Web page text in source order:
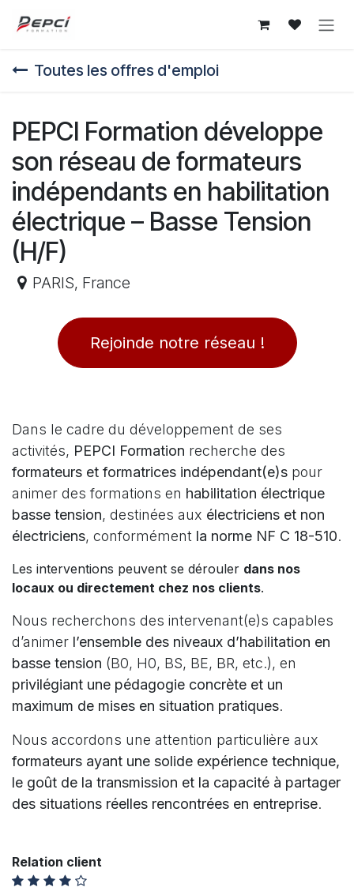
Toutes les offres d'emploi
PEPCI Formation développe
son réseau de formateurs
indépendants en habilitation
électrique – Basse Tension
(H/F)
PARIS, France
Rejoinde notre réseau !
Dans le cadre du développement de ses
activités, PEPCI Formation recherche des
formateurs et formatrices indépendant(e)s pour
animer des formations en habilitation électrique
basse tension, destinées aux électriciens et non
électriciens, conformément la norme NF C 18-510.
Les interventions peuvent se dérouler dans nos
locaux ou directement chez nos clients.
Nous recherchons des intervenant(e)s capables
d’animer l’ensemble des niveaux d’habilitation en
basse tension (B0, H0, BS, BE, BR, etc.), en
privilégiant une pédagogie concrète et un
maximum de mises en situation pratiques.
Nous accordons une attention particulière aux
formateurs ayant une solide expérience technique,
le goût de la transmission et la capacité à partager
des situations réelles rencontrées en entreprise.
Relation client